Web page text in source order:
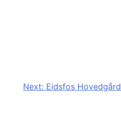
Next: Eidsfos Hovedgård